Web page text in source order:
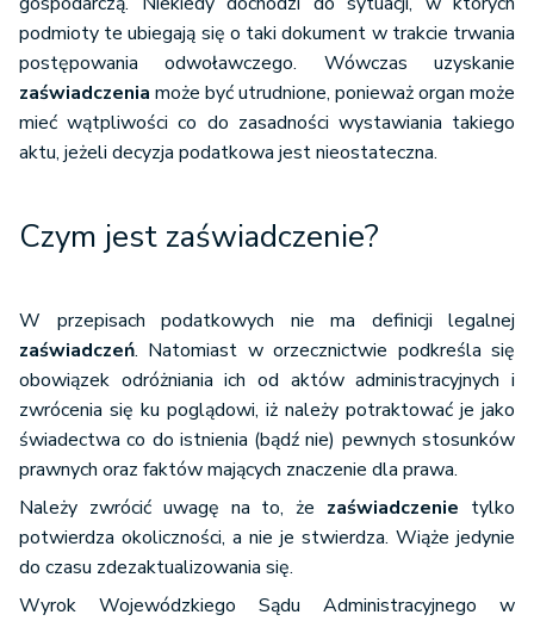
podmioty te ubiegają się o taki dokument w trakcie trwania
postępowania odwoławczego. Wówczas uzyskanie
zaświadczenia może być utrudnione, ponieważ organ może
mieć wątpliwości co do zasadności wystawiania takiego
aktu, jeżeli decyzja podatkowa jest nieostateczna.
Czym jest zaświadczenie?
W przepisach podatkowych nie ma definicji legalnej
zaświadczeń. Natomiast w orzecznictwie podkreśla się
obowiązek odróżniania ich od aktów administracyjnych i
zwrócenia się ku poglądowi, iż należy potraktować je jako
świadectwa co do istnienia (bądź nie) pewnych stosunków
prawnych oraz faktów mających znaczenie dla prawa.
Należy zwrócić uwagę na to, że zaświadczenie tylko
potwierdza okoliczności, a nie je stwierdza. Wiąże jedynie
do czasu zdezaktualizowania się.
Wyrok Wojewódzkiego Sądu Administracyjnego w